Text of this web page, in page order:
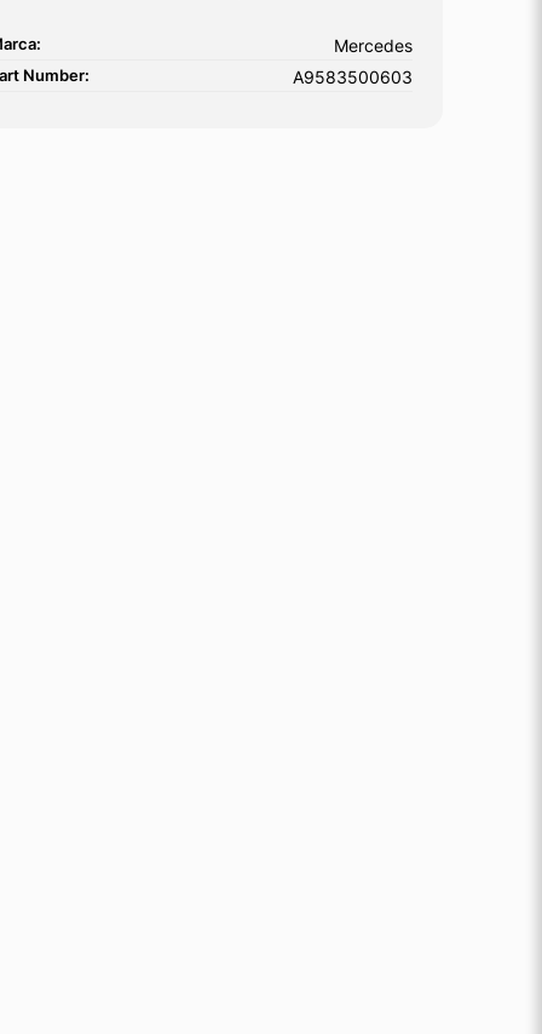
Mercedes
Number: A9583500603